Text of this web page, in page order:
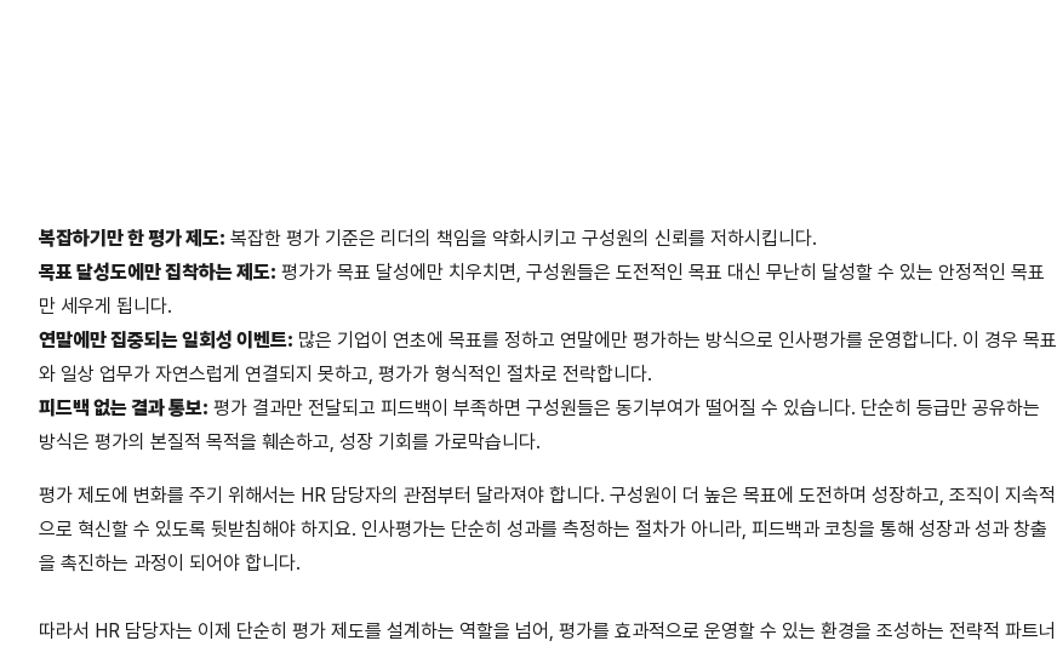
복잡하기만 한 평가 제도: 복잡한 평가 기준은 리더의 책임을 약화시키고 구성원의 신뢰를 저하시킵니다.
목표 달성도에만 집착하는 제도: 평가가 목표 달성에만 치우치면, 구성원들은 도전적인 목표 대신 무난히 달성할 수 있는 안정적인 목표
만 세우게 됩니다.
연말에만 집중되는 일회성 이벤트: 많은 기업이 연초에 목표를 정하고 연말에만 평가하는 방식으로 인사평가를 운영합니다. 이 경우 목표
와 일상 업무가 자연스럽게 연결되지 못하고, 평가가 형식적인 절차로 전락합니다.
피드백 없는 결과 통보: 평가 결과만 전달되고 피드백이 부족하면 구성원들은 동기부여가 떨어질 수 있습니다. 단순히 등급만 공유하는
방식은 평가의 본질적 목적을 훼손하고, 성장 기회를 가로막습니다.
평가 제도에 변화를 주기 위해서는 HR 담당자의 관점부터 달라져야 합니다. 구성원이 더 높은 목표에 도전하며 성장하고, 조직이 지속적
으로 혁신할 수 있도록 뒷받침해야 하지요. 인사평가는 단순히 성과를 측정하는 절차가 아니라, 피드백과 코칭을 통해 성장과 성과 창출
을 촉진하는 과정이 되어야 합니다.
따라서 HR 담당자는 이제 단순히 평가 제도를 설계하는 역할을 넘어, 평가를 효과적으로 운영할 수 있는 환경을 조성하는 전략적 파트너